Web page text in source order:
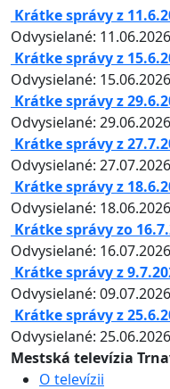
Krátke správy z
Odvysielané: 11.06.2026
Krátke správy z
Odvysielané: 15.06.2026
Krátke správy z
Odvysielané: 29.06.2026
Krátke správy z
Odvysielané: 27.07.2026
Krátke správy z
Odvysielané: 18.06.2026
Krátke správy zo
Odvysielané: 16.07.2026
Krátke správy z
Odvysielané: 09.07.2026
Krátke správy z
Odvysielané: 25.06.2026
Mestská televízia
O televízii